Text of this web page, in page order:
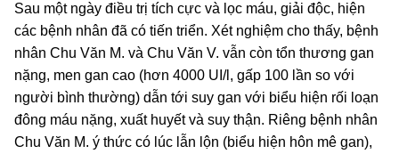
Sau một ngày điều trị tích cực và lọc máu, giải độc, hiện
các bệnh nhân đã có tiến triển. Xét nghiệm cho thấy, bệnh
nhân Chu Văn M. và Chu Văn V. vẫn còn tổn thương gan
nặng, men gan cao (hơn 4000 UI/l, gấp 100 lần so với
người bình thường) dẫn tới suy gan với biểu hiện rối loạn
đông máu nặng, xuất huyết và suy thận. Riêng bệnh nhân
Chu Văn M. ý thức có lúc lẫn lộn (biểu hiện hôn mê gan),